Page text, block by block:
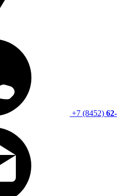
+7 (8452) 62-